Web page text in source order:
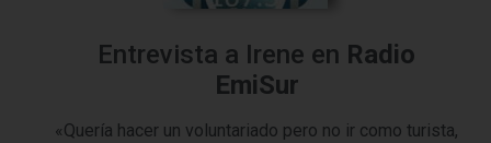
Entrevista a Irene en Radio
EmiSur
«Quería hacer un voluntariado pero no ir como turista,